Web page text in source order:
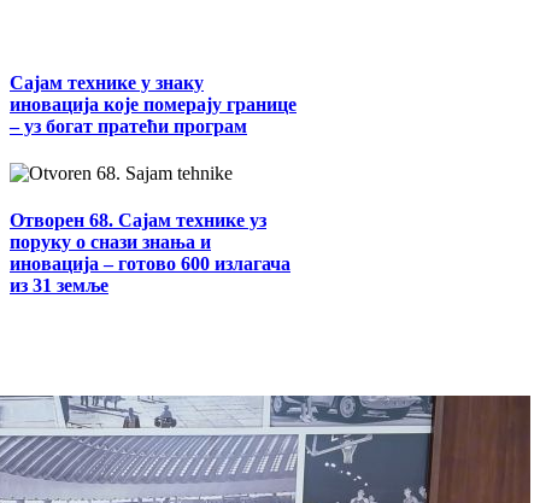
Сајам технике у знаку
иновација које померају границе
– уз богат пратећи програм
Отворен 68. Сајам технике уз
поруку о снази знања и
иновација – готово 600 излагача
из 31 земље